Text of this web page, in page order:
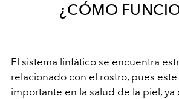
¿CÓMO
El sistema linfático se encuentra
relacionado con el rostro, pues
importante en la salud de la piel, ya